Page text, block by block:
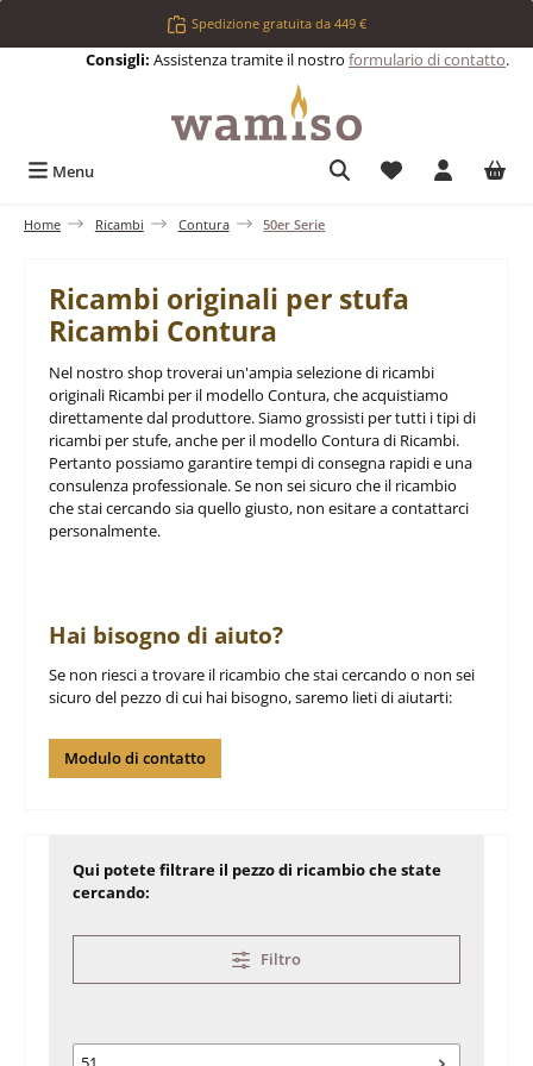
Passa al contenuto principaleSpedizione gratuita da 449 €
Consigli: Assistenza tramite il nostro formulario di contatto.
Menu Hai 0 articoli
Home Ricambi Contura 50er Serie
Ricambi originali per stufa
Ricambi Contura
Nel nostro shop troverai un'ampia selezione di ricambi
originali Ricambi per il modello Contura, che acquistiamo
direttamente dal produttore. Siamo grossisti per tutti i tipi di
ricambi per stufe, anche per il modello Contura di Ricambi.
Pertanto possiamo garantire tempi di consegna rapidi e una
consulenza professionale. Se non sei sicuro che il ricambio
che stai cercando sia quello giusto, non esitare a contattarci
personalmente.
Hai bisogno di aiuto?
Se non riesci a trovare il ricambio che stai cercando o non sei
sicuro del pezzo di cui hai bisogno, saremo lieti di aiutarti:
Modulo di contatto
Qui potete filtrare il pezzo di ricambio che state
cercando:
Filtro